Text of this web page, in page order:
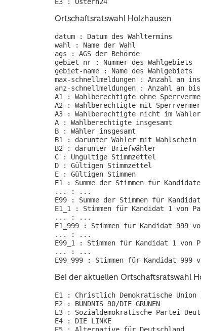
Ortschaftsratswahl Holzhausen
datum : Datum des Wahltermins
wahl : Name der Wahl
ags : AGS der Behörde
gebiet-nr : Nummer des Wahlgebiets
gebiet-name : Name des Wahlgebiets
max-schnellmeldungen : Anzahl an
anz-schnellmeldungen : Anzahl an
A1 : Wahlberechtigte ohne
A2 : Wahlberechtigte mit
A3 : Wahlberechtigte nicht im
A : Wahlberechtigte insgesamt
B : Wähler insgesamt
B1 : darunter Wähler mit Wahlschein
B2 : darunter Briefwähler
C : Ungültige Stimmzettel
D : Gültigen Stimmzettel
E : Gültigen Stimmen
E1 : Summe der Stimmen für
... : ...
E99 : Summe der Stimmen für
E1_1 : Stimmen für Kandidat 1 von
... : ...
E1_999 : Stimmen für Kandidat 999
... : ...
E99_1 : Stimmen für Kandidat 1 von
... : ...
Bei der aktuellen Ortschaftsratswahl
E1 : Christlich Demokratische Union
E2 : BÜNDNIS 90/DIE GRÜNEN
E3 : Sozialdemokratische Partei
E4 : DIE LINKE